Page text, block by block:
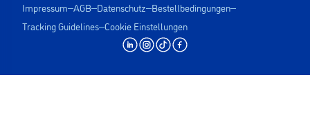
Impressum AGB Datenschutz Bestellbedingungen
Tracking Guidelines Cookie Einstellungen